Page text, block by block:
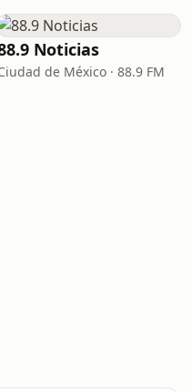
Noticias
de México · 88.9 FM